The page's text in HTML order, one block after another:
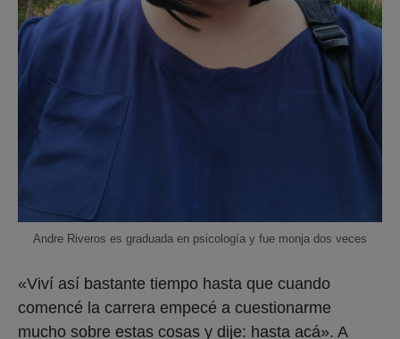
Andre Riveros es graduada en psicología y fue monja dos veces
«Viví así bastante tiempo hasta que cuando
comencé la carrera empecé a cuestionarme
mucho sobre estas cosas y dije: hasta acá». A